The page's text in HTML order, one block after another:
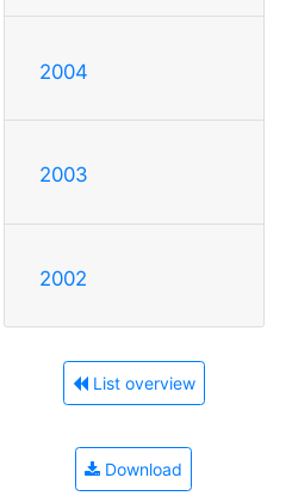
2004
2003
2002
List overview
Download